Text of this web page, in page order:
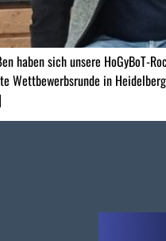
haben sich unsere
Wettbewerbsrunde in